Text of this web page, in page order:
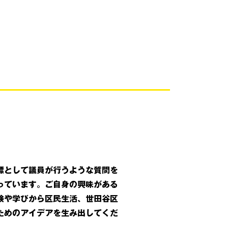
として議員が行うような質問を
ています。ご自身の興味がある
や学びから区民生活、世田谷区
めのアイデアを生み出してくだ